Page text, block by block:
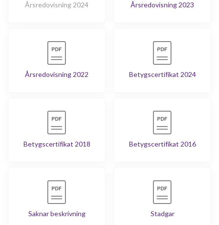
Årsredovisning 2024 Årsredovisning 2023
Årsredovisning 2022 Betygscertifikat 2024
Betygscertifikat 2018 Betygscertifikat 2016
Saknar beskrivning Stadgar